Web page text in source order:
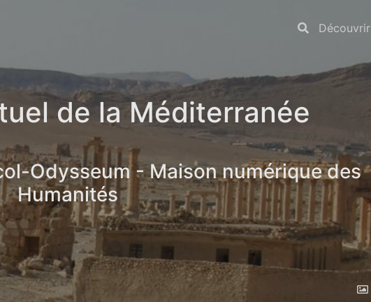
Découvrir
de la Méditerranée
Odysseum - Maison numérique des
Humanités